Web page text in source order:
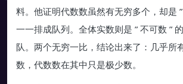
料。他证明代数数虽然有无穷多个，却是
一一排成队列。全体实数则是 ” 不可数 ”
队。两个无穷一比，结论出来了：几乎所
数，代数数在其中只是极少数。